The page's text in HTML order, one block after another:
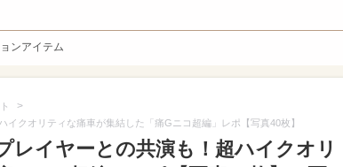
ンアイテム
>
クオリティな痛車が集結した「痛Gニコ超編」レポ【写真40枚】
レイヤーとの共演も！超ハイクオリ